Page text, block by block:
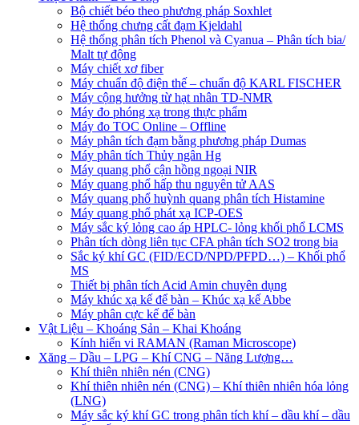
Bộ chiết béo theo phương pháp Soxhlet
Hệ thống chưng cất đạm Kjeldahl
Hệ thống phân tích Phenol và Cyanua – Phân tích bia/
Malt tự động
Máy chiết xơ fiber
Máy chuẩn độ điện thế – chuẩn độ KARL FISCHER
Máy cộng hưởng từ hạt nhân TD-NMR
Máy đo phóng xạ trong thực phẩm
Máy đo TOC Online – Offline
Máy phân tích đạm bằng phương pháp Dumas
Máy phân tích Thủy ngân Hg
Máy quang phổ cận hồng ngoại NIR
Máy quang phổ hấp thu nguyên tử AAS
Máy quang phổ huỳnh quang phân tích Histamine
Máy quang phổ phát xạ ICP-OES
Máy sắc ký lỏng cao áp HPLC- lỏng khối phổ LCMS
Phân tích dòng liên tục CFA phân tích SO2 trong bia
Sắc ký khí GC (FID/ECD/NPD/PFPD…) – Khối phổ
MS
Thiết bị phân tích Acid Amin chuyên dụng
Máy khúc xạ kế để bàn – Khúc xạ kế Abbe
Máy phân cực kế để bàn
Vật Liệu – Khoáng Sản – Khai Khoáng
Kính hiển vi RAMAN (Raman Microscope)
Xăng – Dầu – LPG – Khí CNG – Năng Lượng…
Khí thiên nhiên nén (CNG)
Khí thiên nhiên nén (CNG) – Khí thiên nhiên hóa lỏng
(LNG)
Máy sắc ký khí GC trong phân tích khí – dầu khí – dầu